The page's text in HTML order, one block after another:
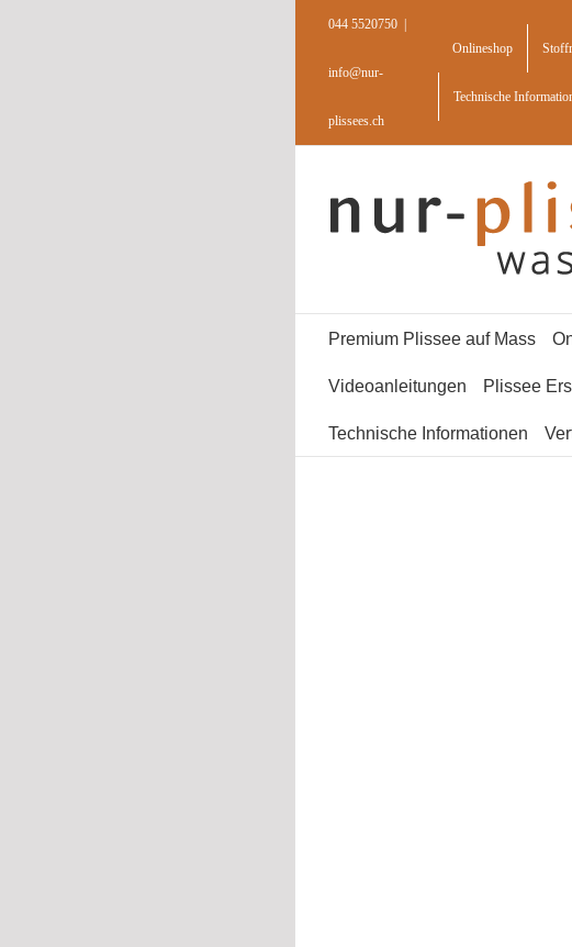
044 5520750
info@nur-
plissees.ch
Onlineshop
Technische
Premium Plissee auf Mass
Videoanleitungen Plissee
Technische Informationen